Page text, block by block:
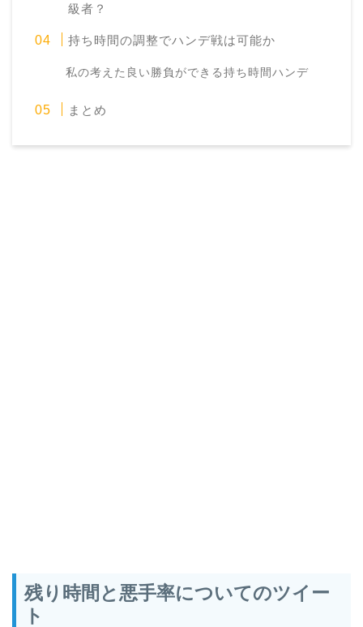
級者？
持ち時間の調整でハンデ戦は可能か
私の考えた良い勝負ができる持ち時間ハンデ
まとめ
残り時間と悪手率についてのツイー
ト